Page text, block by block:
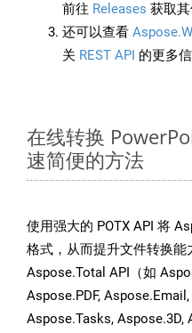
前往 Releases 获取其
还可以查看
关 REST API 的更多信
在线转换
速简便的方法
使用强大的 POTX API 将
格式，从而提升文件转换
Aspose.Total API（如
Aspose.PDF,
Aspose.Tasks,